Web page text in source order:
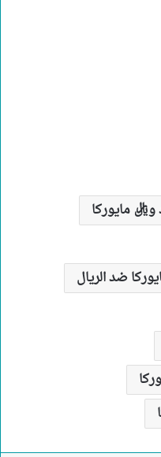
مايوركا
ضد الريال